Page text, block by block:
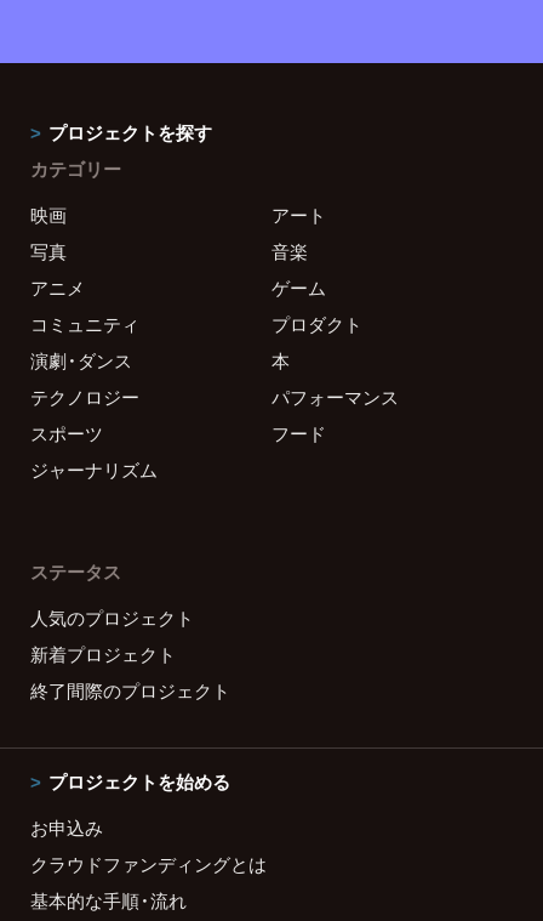
プロジェクトを探す
カテゴリー
映画
アート
写真
音楽
アニメ
ゲーム
コミュニティ
プロダクト
演劇・ダンス
本
テクノロジー
パフォーマンス
スポーツ
フード
ジャーナリズム
ステータス
人気のプロジェクト
新着プロジェクト
終了間際のプロジェクト
プロジェクトを始める
お申込み
クラウドファンディングとは
基本的な手順・流れ